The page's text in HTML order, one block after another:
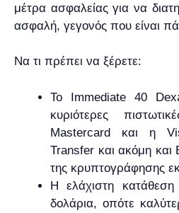
μέτρα ασφαλείας για να
ασφαλή, γεγονός που είναι
Να τι πρέπει να ξέρετε:
Το Immediate 40
κυριότερες
Mastercard και η
Transfer και ακόμη και
της κρυπτογράφησης
Η ελάχιστη κατάθεση
δολάρια, οπότε